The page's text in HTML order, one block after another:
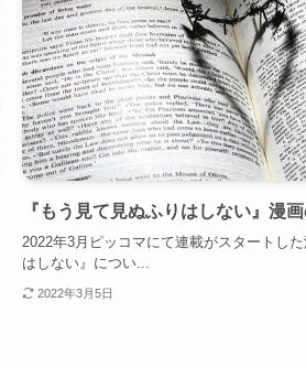
『もう見て見ぬふりはしない』漫
2022年3月ピッコマにて連載がスタートし
はしない』につい...
2022年3月5日